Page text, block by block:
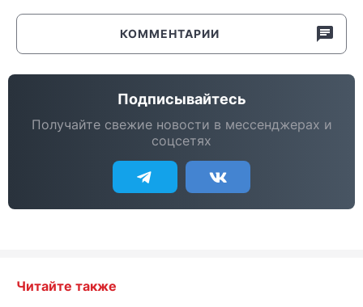
КОММЕНТАРИИ
Подписывайтесь
Получайте свежие новости в мессенджерах и
соцсетях
Читайте также